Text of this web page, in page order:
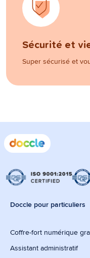
Sécurité et
Super sécurisé et
Doccle pour particuliers
Coffre-fort numérique
Assistant administratif